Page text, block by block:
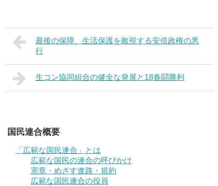
最後の保障、生活保護を敵視する安倍政権の悪
行
生コン協同組合の健全な発展と18春闘勝利
国民連合概要
「広範な国民連合」とは
広範な国民の連合の呼びかけ
憲章・めざす進路・規約
広範な国民連合の役員